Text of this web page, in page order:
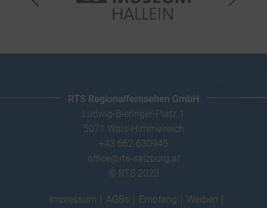
RTS Regionalfernsehen GmbH
Ludwig-Bieringer-Platz 1
5071 Wals-Himmelreich
+43 662 630945
office@rts-salzburg.at
© RTS 2023
Impressum AGBs Empfang Werben